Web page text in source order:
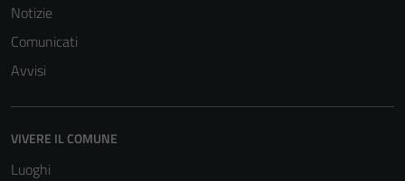
Notizie
Comunicati
Avvisi
VIVERE IL COMUNE
Luoghi